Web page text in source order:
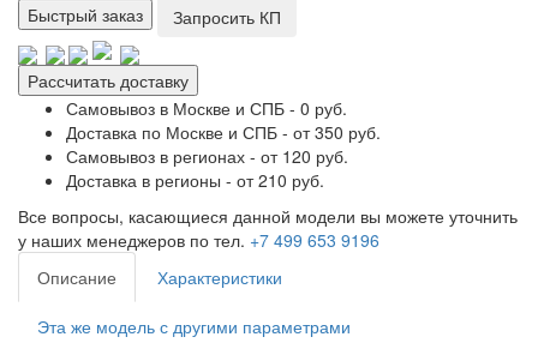
Быстрый заказ
Запросить КП
Рассчитать доставку
Самовывоз в Москве и СПБ - 0 руб.
Доставка по Москве и СПБ - от 350 руб.
Самовывоз в регионах - от 120 руб.
Доставка в регионы - от 210 руб.
Все вопросы, касающиеся данной модели вы можете уточнить
у наших менеджеров по тел. +7 499 653 9196
Описание
Характеристики
Эта же модель с другими параметрами